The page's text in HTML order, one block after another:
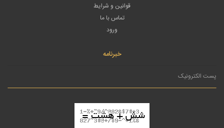
قوانین و شرایط
تماس با ما
ورود
خبرنامه